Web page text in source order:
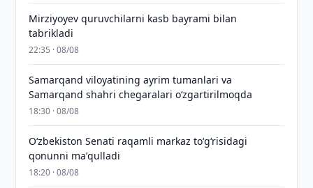
Mirziyoyev quruvchilarni kasb bayrami bilan
tabrikladi
22:35 · 08/08
Samarqand viloyatining ayrim tumanlari va
Samarqand shahri chegaralari oʻzgartirilmoqda
18:30 · 08/08
Oʻzbekiston Senati raqamli markaz toʻgʻrisidagi
qonunni maʼqulladi
18:20 · 08/08